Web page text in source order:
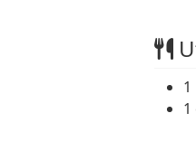
1